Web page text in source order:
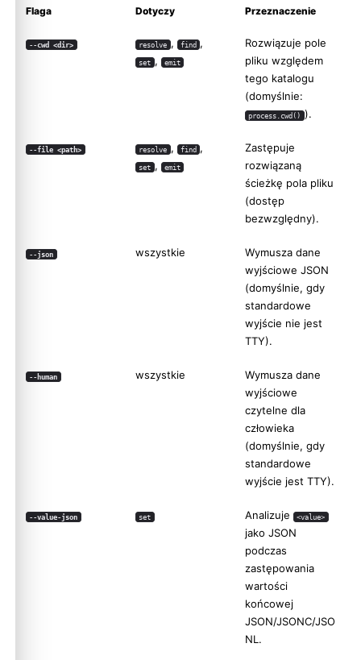
Flaga Dotyczy Przeznaczenie
--cwd <dir> resolve , find ,
set , emit
Rozwiązuje pole
pliku względem
tego katalogu
(domyślnie:
process.cwd() ).
--file <path> resolve , find ,
set , emit
Zastępuje
rozwiązaną
ścieżkę pola pliku
(dostęp
bezwzględny).
--json wszystkie
Wymusza dane
wyjściowe JSON
(domyślnie, gdy
standardowe
wyjście nie jest
TTY).
--human wszystkie
Wymusza dane
wyjściowe
czytelne dla
człowieka
(domyślnie, gdy
standardowe
wyjście jest TTY).
--value-json set Analizuje <value>
jako JSON
podczas
zastępowania
wartości
końcowej
JSON/JSONC/JSO
NL.